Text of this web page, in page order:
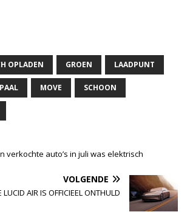
OPLADEN GROEN LAADPUNT
MOVE SCHOON
verkochte auto’s in juli was elektrisch
VOLGENDE
LUCID AIR IS OFFICIEEL ONTHULD